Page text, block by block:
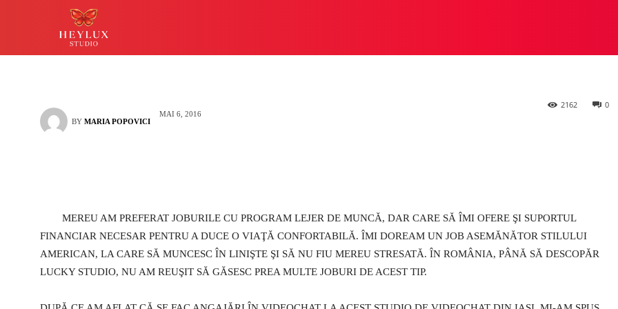
astea!
BY MARIA POPOVICI
MAI 6, 2016
0
2162
MEREU AM PREFERAT JOBURILE CU PROGRAM LEJER DE MUNCĂ, DAR CARE SĂ ÎMI OFERE ŞI SUPORTUL
FINANCIAR NECESAR PENTRU A DUCE O VIAŢĂ CONFORTABILĂ. ÎMI DOREAM UN JOB ASEMĂNĂTOR STILULUI
AMERICAN, LA CARE SĂ MUNCESC ÎN LINIŞTE ŞI SĂ NU FIU MEREU STRESATĂ. ÎN ROMÂNIA, PÂNĂ SĂ DESCOPĂR
LUCKY STUDIO, NU AM REUŞIT SĂ GĂSESC PREA MULTE JOBURI DE ACEST TIP.